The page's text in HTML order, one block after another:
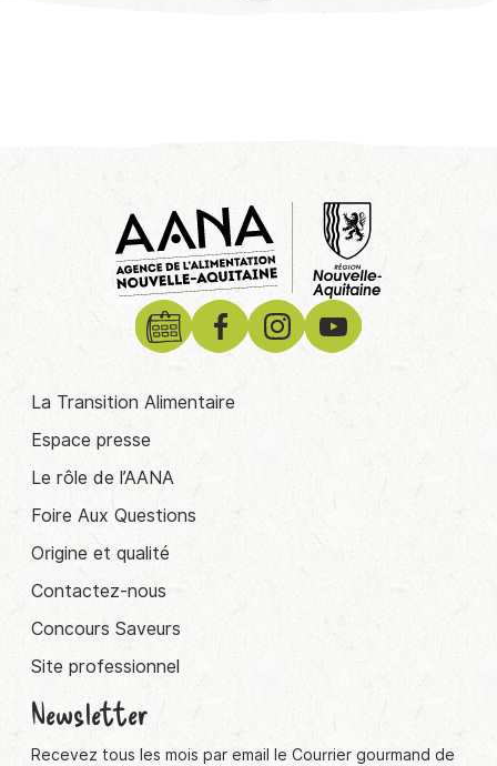
La Transition Alimentaire
Espace presse
Le rôle de l’AANA
Foire Aux Questions
Origine et qualité
Contactez-nous
Concours Saveurs
Site professionnel
Newsletter
Recevez tous les mois par email le Courrier gourmand de